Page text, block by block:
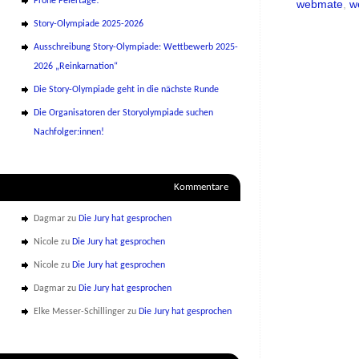
webmate
Story-Olympiade 2025-2026
Ausschreibung Story-Olympiade: Wettbewerb 2025-
2026 „Reinkarnation“
Die Story-Olympiade geht in die nächste Runde
Die Organisatoren der Storyolympiade suchen
Nachfolger:innen!
Kommentare
Dagmar zu Die Jury hat gesprochen
Nicole zu Die Jury hat gesprochen
Nicole zu Die Jury hat gesprochen
Dagmar zu Die Jury hat gesprochen
Elke Messer-Schillinger zu Die Jury hat gesprochen